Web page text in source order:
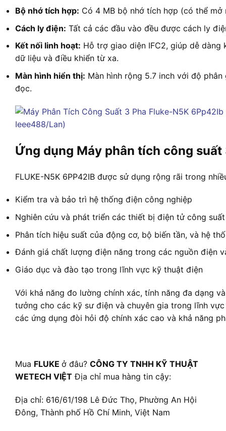
Bộ nhớ tích hợp: Có 4 MB bộ nhớ tích hợp (có thể
Cách ly điện: Tất cả các đầu vào đều được cách ly
Kết nối linh hoạt: Hỗ trợ giao diện IFC2, giúp dễ
dữ liệu và điều khiển từ xa.
Màn hình hiển thị: Màn hình rộng 5.7 inch với độ
đọc.
Ứng dụng Máy phân tích công suất
FLUKE-N5K 6PP42IB được sử dụng rộng rãi trong
Kiểm tra và bảo trì hệ thống điện công nghiệp
Nghiên cứu và phát triển các thiết bị điện tử công suất
Phân tích hiệu suất của động cơ, bộ biến tần, và hệ
Đánh giá chất lượng điện năng trong các nguồn điện
Giáo dục và đào tạo trong lĩnh vực kỹ thuật điện
Với khả năng đo lường chính xác, tính năng đa dạng
tưởng cho các kỹ sư điện và chuyên gia trong lĩnh
các ứng dụng đòi hỏi độ chính xác cao và khả năng
Mua FLUKE ở đâu? CÔNG TY TNHH KỸ THUẬT
WETECH VIỆT Địa chỉ mua hàng tin cậy:
Địa chỉ: 616/61/198 Lê Đức Thọ, Phường An Hội
Đông, Thành phố Hồ Chí Minh, Việt Nam